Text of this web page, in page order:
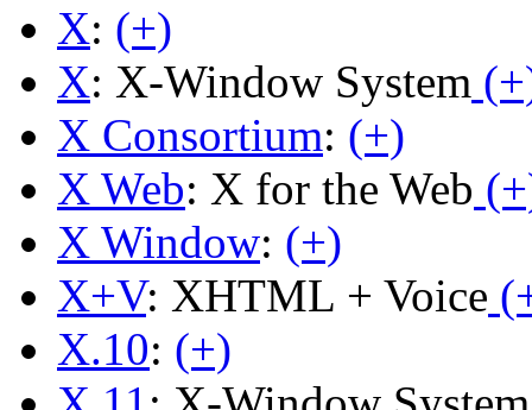
X: (+)
X: X-Window System
X Consortium: (+)
X Web: X for the Web
X Window: (+)
X+V: XHTML + Voice
X.10: (+)